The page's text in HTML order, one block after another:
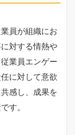
員が組織にお
対する情熱や
業員エンゲー
に対して意欲
感し、成果を
す。